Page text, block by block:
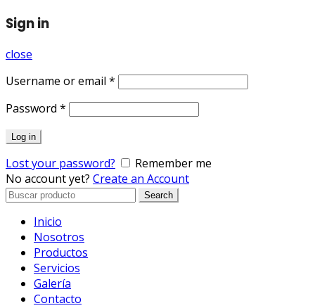
Sign in
close
Username or email *
Password *
Log in
Lost your password?
Remember me
No account yet? Create an Account
Search
Search
Inicio
Nosotros
Productos
Servicios
Galería
Contacto